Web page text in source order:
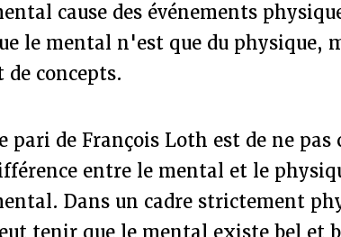
cause des événements
le mental n'est que du physique,
de concepts.
pari de François Loth est de ne
entre le mental et le
Dans un cadre strictement